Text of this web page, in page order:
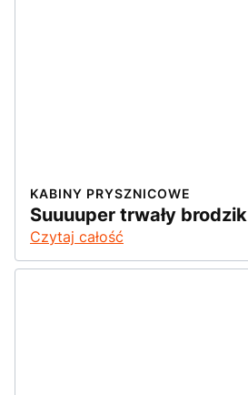
KABINY PRYSZNICOWE
Suuuuper trwały brodzik
Czytaj całość